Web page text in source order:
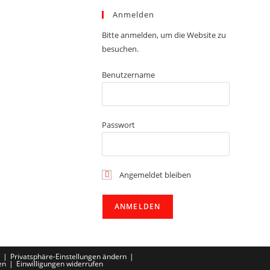
Anmelden
Bitte anmelden, um die Website zu
besuchen.
Benutzername
Passwort
Angemeldet bleiben
Privatsphäre-Einstellungen ändern
Einwilligungen widerrufen